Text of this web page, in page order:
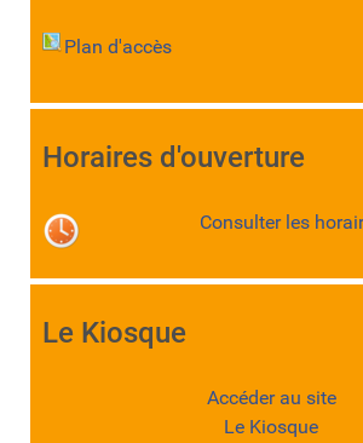
Plan d'accès
Horaires d'ouverture
Consulter les
Le Kiosque
Accéder au site
Le Kiosque